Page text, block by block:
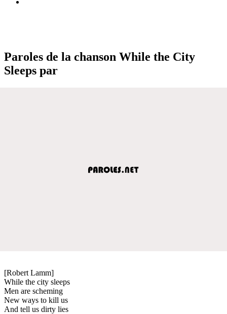
Paroles de la chanson While the City
Sleeps par
[Robert Lamm]
While the city sleeps
Men are scheming
New ways to kill us
And tell us dirty lies